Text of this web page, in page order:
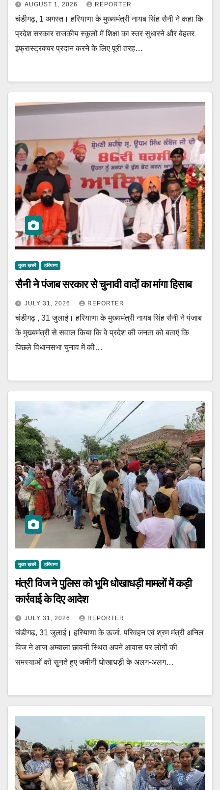
AUGUST 1, 2026 REPORTER
चंडीगढ़, 1 अगस्त। हरियाणा के मुख्यमंत्री नायब सिंह सैनी ने कहा कि
प्रदेश सरकार राजकीय स्कूलों में शिक्षा का स्तर सुधारने और बेहतर
इंफ्रास्ट्रक्चर प्रदान करने के लिए पूरी तरह…
मुख्य ख़बरें हरियाणा
सैनी ने पंजाब सरकार से चुनावी वादों का मांगा हिसाब
JULY 31, 2026 REPORTER
चंडीगढ़ , 31 जुलाई। हरियाणा के मुख्यमंत्री नायब सिंह सैनी ने पंजाब
के मुख्यमंत्री से सवाल किया कि वे प्रदेश की जनता को बताएं कि
पिछले विधानसभा चुनाव में की…
मुख्य ख़बरें हरियाणा
मंत्री विज ने पुलिस को भूमि धोखाधड़ी मामलों में कड़ी
कार्रवाई के दिए आदेश
JULY 31, 2026 REPORTER
चंडीगढ़, 31 जुलाई। हरियाणा के ऊर्जा, परिवहन एवं श्रम मंत्री अनिल
विज ने आज अम्बाला छावनी स्थित अपने आवास पर लोगों की
समस्याओं को सुनते हुए जमीनी धोखाधड़ी के अलग-अलग…